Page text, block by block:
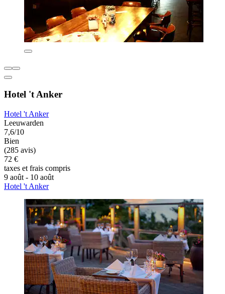
Hotel 't Anker
Hotel 't Anker
Leeuwarden
7,6/10
Bien
(285 avis)
72 €
taxes et frais compris
9 août - 10 août
Hotel 't Anker